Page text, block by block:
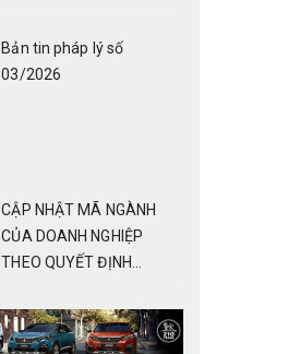
Bản tin pháp lý số
03/2026
CẬP NHẬT MÃ NGÀNH
CỦA DOANH NGHIỆP
THEO QUYẾT ĐỊNH...